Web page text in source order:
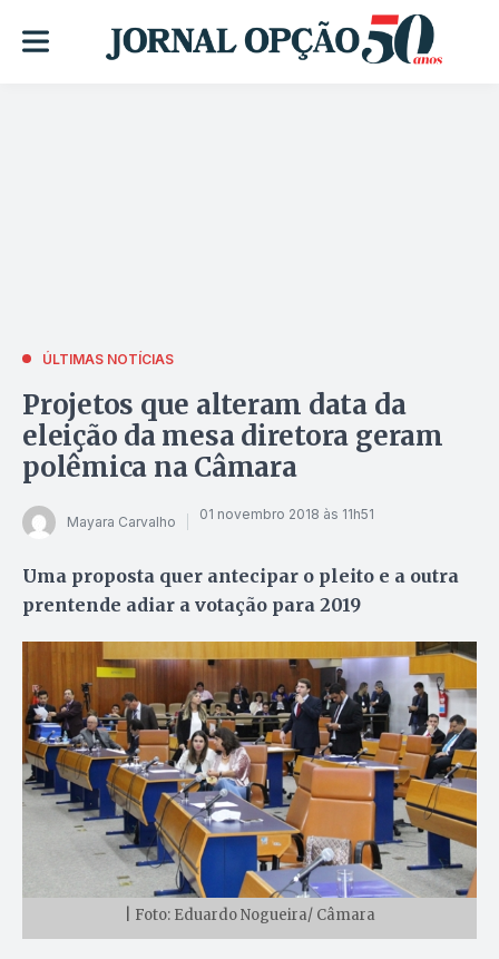
ÚLTIMAS NOTÍCIAS
Projetos que alteram data da
eleição da mesa diretora geram
polêmica na Câmara
Mayara Carvalho 01 novembro 2018 às 11h51
Uma proposta quer antecipar o pleito e a outra
prentende adiar a votação para 2019
| Foto: Eduardo Nogueira/ Câmara